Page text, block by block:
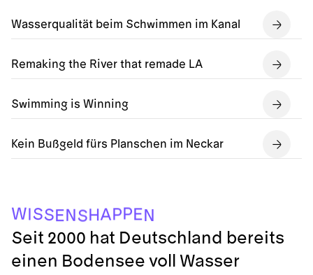
Wasserqualität beim Schwimmen im Kanal
Remaking the River that remade LA
Swimming is Winning
Kein Bußgeld fürs Planschen im Neckar
WISSENSHAPPEN
Seit 2000 hat Deutschland bereits
einen Bodensee voll Wasser